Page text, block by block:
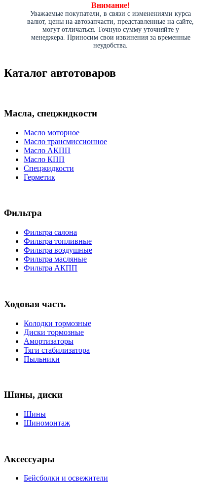
Внимание!
Уважаемые покупатели, в связи с изменениями курса
валют, цены на автозапчасти, представленные на сайте,
могут отличаться. Точную сумму уточняйте у
менеджера. Приносим свои извинения за временные
неудобства.
Каталог автотоваров
Масла, спецжидкости
Масло моторное
Масло трансмиссионное
Масло АКПП
Масло КПП
Спецжидкости
Герметик
Фильтра
Фильтра салона
Фильтра топливные
Фильтра воздушные
Фильтра масляные
Фильтра АКПП
Ходовая часть
Колодки тормозные
Диски тормозные
Амортизаторы
Тяги стабилизатора
Пыльники
Шины, диски
Шины
Шиномонтаж
Аксессуары
Бейсболки и освежители